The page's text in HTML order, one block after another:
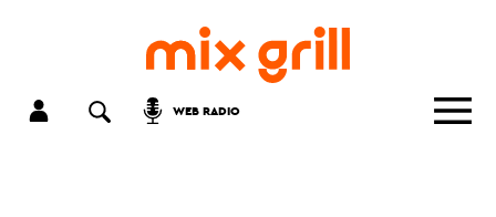
WEB RADIO